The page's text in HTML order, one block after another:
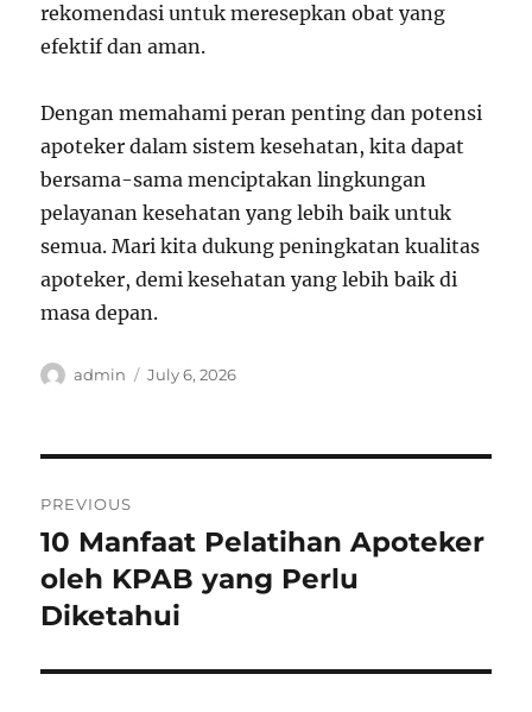
rekomendasi untuk meresepkan obat yang
efektif dan aman.
Dengan memahami peran penting dan potensi
apoteker dalam sistem kesehatan, kita dapat
bersama-sama menciptakan lingkungan
pelayanan kesehatan yang lebih baik untuk
semua. Mari kita dukung peningkatan kualitas
apoteker, demi kesehatan yang lebih baik di
masa depan.
Author
admin
Posted
July 6, 2026
navigation
PREVIOUS
Previous
post:
10 Manfaat Pelatihan Apoteker
oleh KPAB yang Perlu
Diketahui